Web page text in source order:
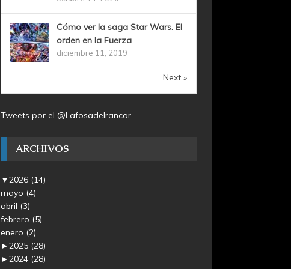
Cómo ver la saga Star Wars. El
orden en la Fuerza
diciembre 11, 2019
Next »
Tweets por el @Lafosadelrancor.
ARCHIVOS
▼2026 (14)
mayo (4)
abril (3)
febrero (5)
enero (2)
►2025 (28)
►2024 (28)